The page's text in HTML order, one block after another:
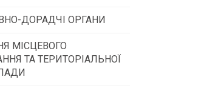
МТД
ДОРАДЧІ ОРГАНИ
рада
МІСЦЕВОГО
ТА ТЕРИТОРІАЛЬНОЇ